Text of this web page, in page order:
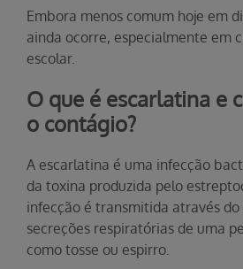
Embora menos comum hoje em
ainda ocorre, especialmente em
escolar.
O que é escarlatina e
o contágio?
A escarlatina é uma infecção
da toxina produzida pelo
infecção é transmitida através
secreções respiratórias de uma
como tosse ou espirro.